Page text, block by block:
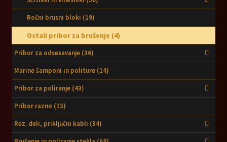
Ročni brusni bloki (19)
Ostali pribor za brušenje (4)
Pribor za odsesavanje (36)
Marine šamponi in politure (14)
Pribor za poliranje (43)
Pribor razno (13)
Rez. deli, priključni kabli (34)